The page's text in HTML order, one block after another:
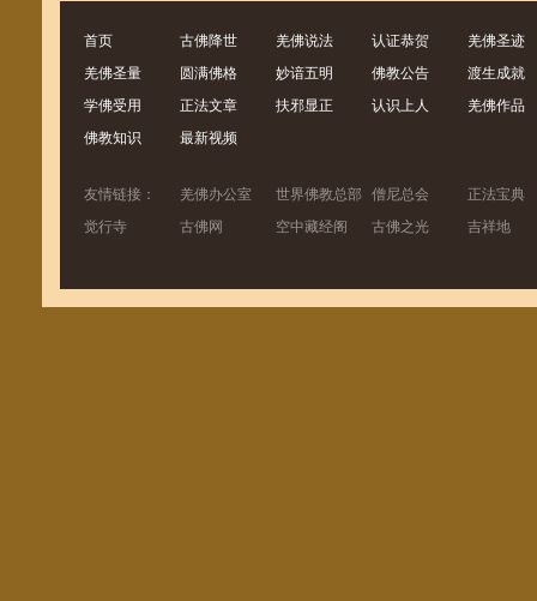
首页 古佛降世 羌佛说法 认证恭贺
羌佛圣迹
羌佛圣量
圆满佛格 妙谙五明 佛教公告
渡生成就
学佛受用
正法文章 扶邪显正 认识上人
羌佛作品
佛教知识
最新视频
友情链接： 羌佛办公室 世界佛教总部 僧尼总会
正法宝典
觉行寺
古佛网 空中藏经阁 古佛之光 吉祥地